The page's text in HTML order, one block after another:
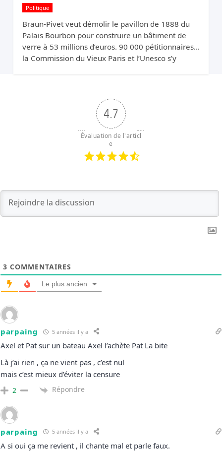
Politique
Braun-Pivet veut démolir le pavillon de 1888 du
Palais Bourbon pour construire un bâtiment de
verre à 53 millions d’euros. 90 000 pétitionnaires,
la Commission du Vieux Paris et l’Unesco s’y
4.7
Évaluation de l'articl
e
3 COMMENTAIRES
Le plus ancien
parpaing 5 années il y a
Axel et Pat sur un bateau Axel l’achète Pat La bite
Là j’ai rien , ça ne vient pas , c’est nul
mais c’est mieux d’éviter la censure
2 Répondre
parpaing 5 années il y a
A si oui ça me revient , il chante mal et parle faux.